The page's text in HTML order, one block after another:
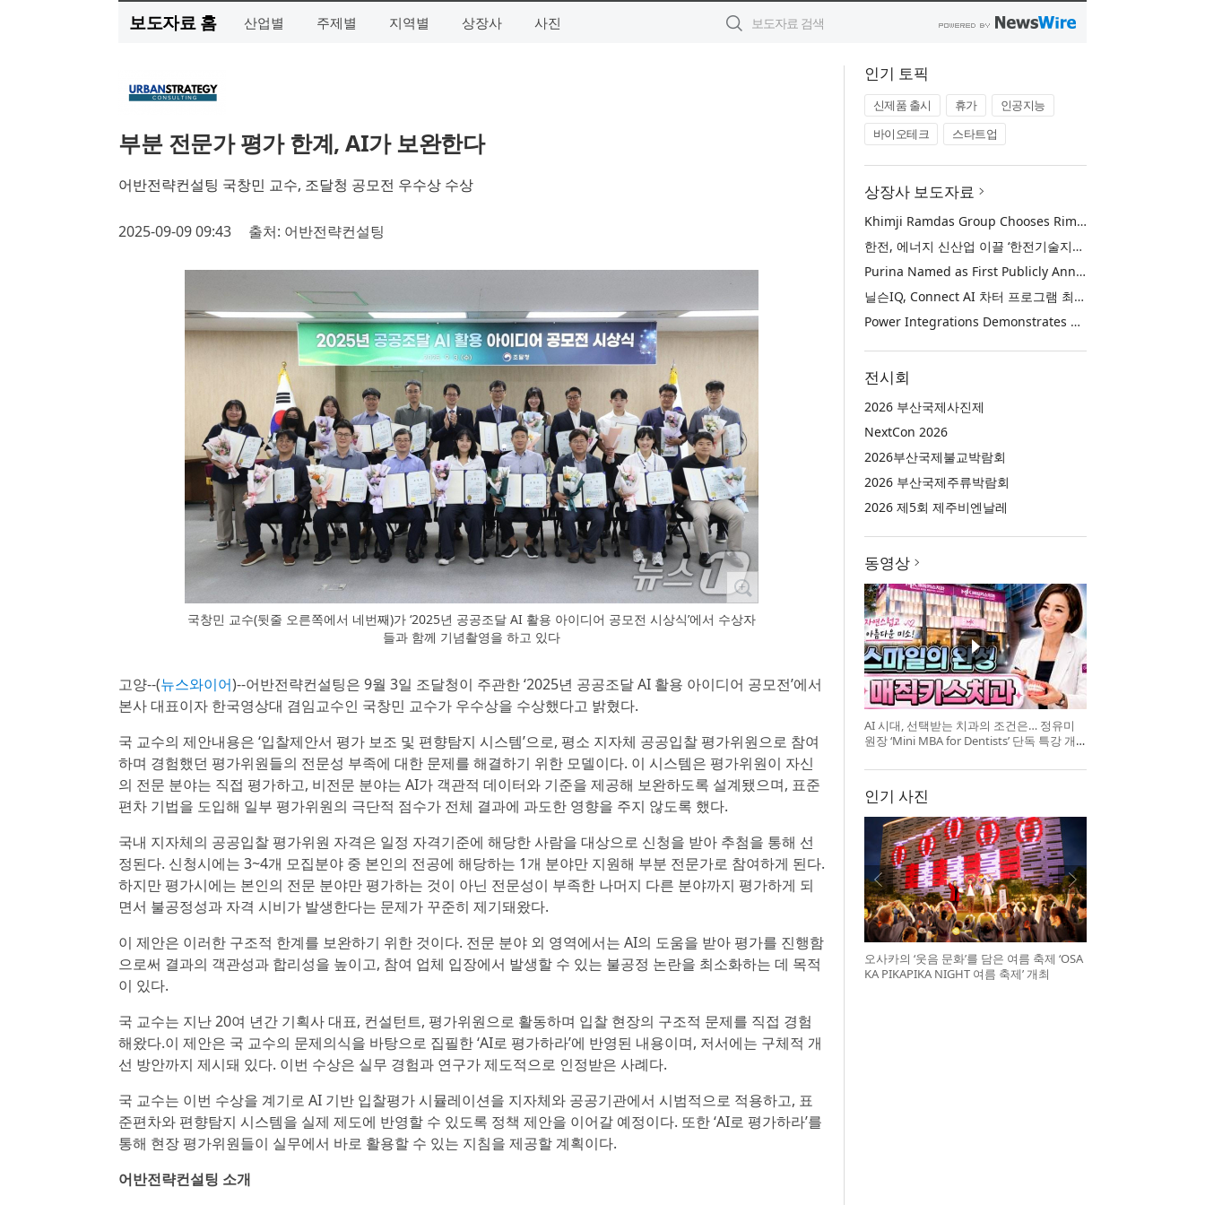
보도자료 홈 산업별 주제별 지역별 상장사 사진
부분 전문가 평가 한계, AI가 보완한다
어반전략컨설팅 국창민 교수, 조달청 공모전 우수상 수상
2025-09-09 09:43 출처: 어반전략컨설팅
국창민 교수(뒷줄 오른쪽에서 네번째)가 ‘2025년 공공조달 AI 활용 아이디어 공모전 시상식’에서 수상자
들과 함께 기념촬영을 하고 있다
고양--(뉴스와이어)--어반전략컨설팅은 9월 3일 조달청이 주관한 ‘2025년 공공조달 AI 활용 아이디어 공모전’에서
본사 대표이자 한국영상대 겸임교수인 국창민 교수가 우수상을 수상했다고 밝혔다.
국 교수의 제안내용은 ‘입찰제안서 평가 보조 및 편향탐지 시스템’으로, 평소 지자체 공공입찰 평가위원으로 참여
하며 경험했던 평가위원들의 전문성 부족에 대한 문제를 해결하기 위한 모델이다. 이 시스템은 평가위원이 자신
의 전문 분야는 직접 평가하고, 비전문 분야는 AI가 객관적 데이터와 기준을 제공해 보완하도록 설계됐으며, 표준
편차 기법을 도입해 일부 평가위원의 극단적 점수가 전체 결과에 과도한 영향을 주지 않도록 했다.
국내 지자체의 공공입찰 평가위원 자격은 일정 자격기준에 해당한 사람을 대상으로 신청을 받아 추첨을 통해 선
정된다. 신청시에는 3~4개 모집분야 중 본인의 전공에 해당하는 1개 분야만 지원해 부분 전문가로 참여하게 된다.
하지만 평가시에는 본인의 전문 분야만 평가하는 것이 아닌 전문성이 부족한 나머지 다른 분야까지 평가하게 되
면서 불공정성과 자격 시비가 발생한다는 문제가 꾸준히 제기돼왔다.
이 제안은 이러한 구조적 한계를 보완하기 위한 것이다. 전문 분야 외 영역에서는 AI의 도움을 받아 평가를 진행함
으로써 결과의 객관성과 합리성을 높이고, 참여 업체 입장에서 발생할 수 있는 불공정 논란을 최소화하는 데 목적
이 있다.
국 교수는 지난 20여 년간 기획사 대표, 컨설턴트, 평가위원으로 활동하며 입찰 현장의 구조적 문제를 직접 경험
해왔다.이 제안은 국 교수의 문제의식을 바탕으로 집필한 ‘AI로 평가하라’에 반영된 내용이며, 저서에는 구체적 개
선 방안까지 제시돼 있다. 이번 수상은 실무 경험과 연구가 제도적으로 인정받은 사례다.
국 교수는 이번 수상을 계기로 AI 기반 입찰평가 시뮬레이션을 지자체와 공공기관에서 시범적으로 적용하고, 표
준편차와 편향탐지 시스템을 실제 제도에 반영할 수 있도록 정책 제안을 이어갈 예정이다. 또한 ‘AI로 평가하라’를
통해 현장 평가위원들이 실무에서 바로 활용할 수 있는 지침을 제공할 계획이다.
어반전략컨설팅 소개
인기 토픽
신제품 출시 휴가
인공지능
바이오테크
스타트업
상장사 보도자료
Khimji Ramdas Group Chooses Rimini Street to Reduce SAP Support Costs, Protect 700+ Customizations and Reinvest Savings in Innovation
한전, 에너지 신산업 이끌 ‘한전기술지주’ 공식 출범
Purina Named as First Publicly Announced NIQ ConnectAI Charter Client
닐슨IQ, Connect AI 차터 프로그램 최초 고객사 ‘퓨리나’ 선정
Power Integrations Demonstrates World’s First 2200 V GaN Technology for Next-Era High-Voltage Power Systems
전시회
2026 부산국제사진제
NextCon 2026
2026부산국제불교박람회
2026 부산국제주류박람회
2026 제5회 제주비엔날레
동영상
AI 시대, 선택받는 치과의 조건은… 정유미
원장 ‘Mini MBA for Dentists’ 단독 특강 개
인기 사진
오사카의 ‘웃음 문화’를 담은 여름 축제 ‘OSA
KA PIKAPIKA NIGHT 여름 축제’ 개최